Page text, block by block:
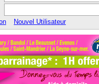
Nouvel Utilisateur